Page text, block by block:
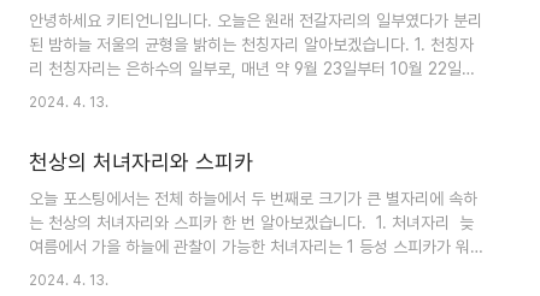
불리는 붉은 초거성 안타레스가 위치합니다. 농염한 붉은빛을 내며 안
타레스는 지구에서 가장 밝은 별 중 하나로, 천상의 거미에게 마법 같은
빛을 더합니다. 하지만 중국의 점성술에서는 안타레스가 불길한 징조로
여겨져서, 화성이 안테레스에 접..
안녕하세요 키티언니입니다. 오늘은 원래 전갈자리의 일부였다가 분리
된 밤하늘 저울의 균형을 밝히는 천칭자리 알아보겠습니다. 1. 천칭자
리 천칭자리는 은하수의 일부로, 매년 약 9월 23일부터 10월 22일까
지 해가 이 도형을 통과하는 시기로 알려져 있습니다. 해가 천칭자리를
는 아스트로로지에서 7번째 순서에 해당하는 별자리입니다. 천칭자리
는 상대적으로 희미한 별자리로, 남반구에 위치하고 있으며, 저울이나
균형을 상징하는 모습으로 알려져 있습니다. 그리고 서쪽에는 처녀자
리, 동쪽에는 전갈자리와 이웃해 있습니다. "Libra"라는 이름은 "저
2024. 4. 13.
천상의 처녀자리와 스피카
오늘 포스팅에서는 전체 하늘에서 두 번째로 크기가 큰 별자리에 속하
는 천상의 처녀자리와 스피카 한 번 알아보겠습니다. 1. 처녀자리 늦
여름에서 가을 하늘에 관찰이 가능한 처녀자리는 1 등성 스피카가 워낙
강한 빛을 발산하는 별자리입니다. 천문학적인 관점에서 본 처녀자리는
2024. 4. 13.